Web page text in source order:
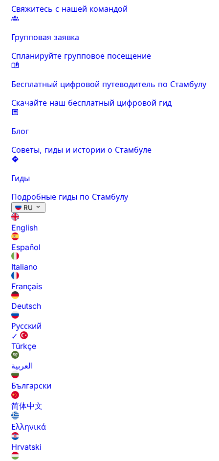
Свяжитесь с нашей командой
Групповая заявка
Спланируйте групповое посещение
Бесплатный цифровой путеводитель по Стамбулу
Скачайте наш бесплатный цифровой гид
Блог
Советы, гиды и истории о Стамбуле
Гиды
Подробные гиды по Стамбулу
RU
English
Español
Italiano
Français
Deutsch
Русский
✓
Türkçe
العربية
Български
简体中文
Ελληνικά
Hrvatski